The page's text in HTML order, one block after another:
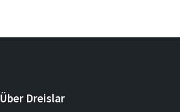
Über Dreislar